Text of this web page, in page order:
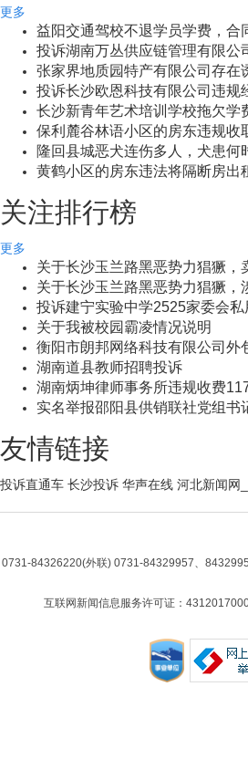
更多
益阳交通驾校不退学员学费，合
投诉湖南万丛供应链管理有限公
张家界地质园特产有限公司存在
投诉长沙欧恩科技有限公司违规
长沙新青年艺术培训学校拖欠学
保利麓谷林语小区的房东违规收
隆回县城恶犬连伤多人，犬患何
黄鹤小区的房东违法将隔断房出
关注排行榜
更多
关于长沙玉兰路黑恶势力猖獗，
关于长沙玉兰路黑恶势力猖獗，
投诉建宁实验中学2525家委会
关于我被校园霸凌情况说明
衡阳市朗邦网络科技有限公司外
湖南道县教师招聘投诉
湖南炳坤律师事务所违规收费
实名举报邵阳县供销联社党组
友情链接
投诉直通车 长沙投诉 华声在线 河北新闻网
0731-84326220(外联) 0731-84329957、
互联网新闻信息服务许可证：